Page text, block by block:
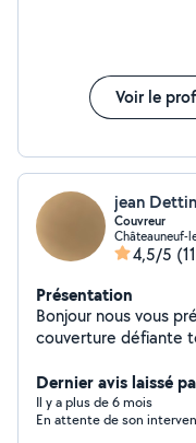
Voir le
jean
Couvreur
Châteauneuf-
4,5/5
Présentation
Bonjour nous vous
couverture défiante
déplacement gratuit) -Nettoyage anti
traitement
réparation faîtage -
Dernier avis laissé
Il y a plus de 6 mois
En attente de son